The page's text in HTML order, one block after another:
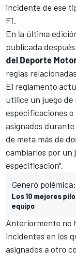
incidente de ese
F1.
En la última
publicada
del Deporte
reglas
El reglamento
utilice un juego
especificaciones o
asignados
de meta más de
cambiarlos por un
especificación".
Generó polémica:
Los 10 mejores
equipo
Anteriormente no
incidentes en los
asignados a otro